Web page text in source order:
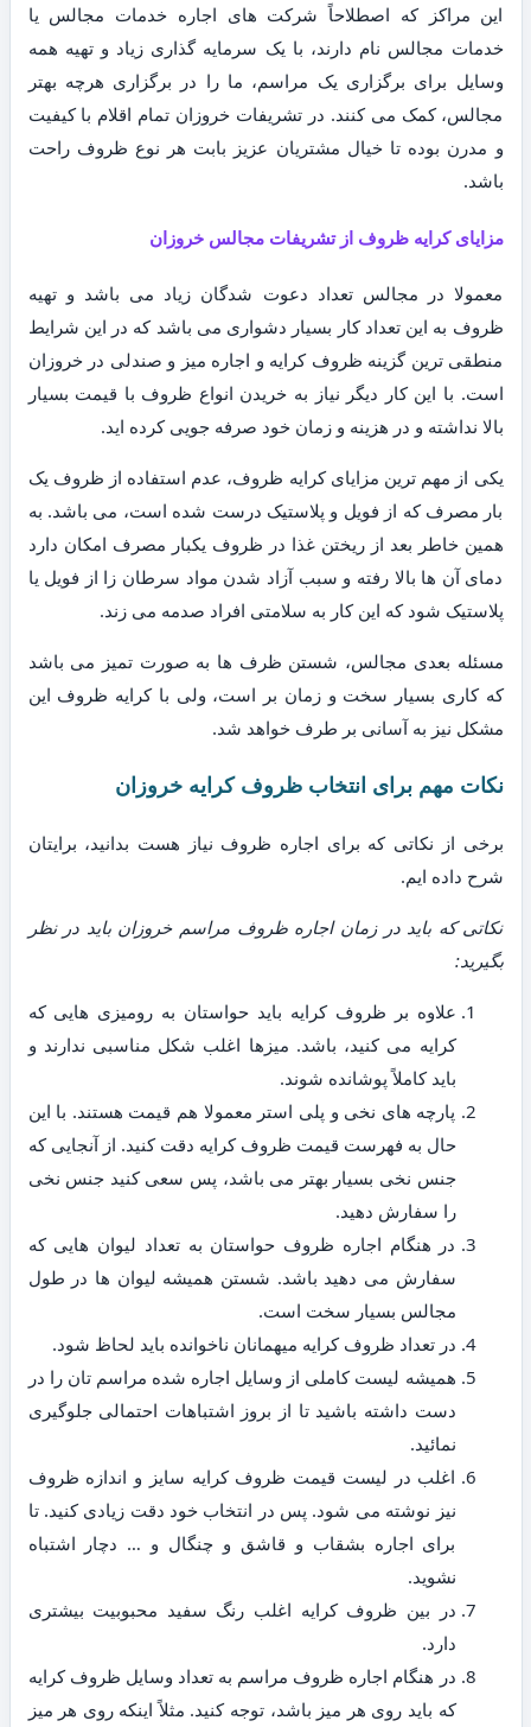
این مراکز که اصطلاحاً شرکت های اجاره خدمات مجالس یا
خدمات مجالس نام دارند، با یک سرمایه گذاری زیاد و تهیه همه
وسایل برای برگزاری یک مراسم، ما را در برگزاری هرچه بهتر
مجالس، کمک می کنند. در تشریفات خروزان تمام اقلام با کیفیت
و مدرن بوده تا خیال مشتریان عزیز بابت هر نوع ظروف راحت
باشد.
مزایای کرایه ظروف از تشریفات مجالس خروزان
معمولا در مجالس تعداد دعوت شدگان زیاد می باشد و تهیه
ظروف به این تعداد کار بسیار دشواری می باشد که در این شرایط
منطقی ترین گزینه ظروف کرایه و اجاره میز و صندلی در خروزان
است. با این کار دیگر نیاز به خریدن انواع ظروف با قیمت بسیار
بالا نداشته و در هزینه و زمان خود صرفه جویی کرده اید.
یکی از مهم ترین مزایای کرایه ظروف، عدم استفاده از ظروف یک
بار مصرف که از فویل و پلاستیک درست شده است، می باشد. به
همین خاطر بعد از ریختن غذا در ظروف یکبار مصرف امکان دارد
دمای آن ها بالا رفته و سبب آزاد شدن مواد سرطان زا از فویل یا
پلاستیک شود که این کار به سلامتی افراد صدمه می زند.
مسئله بعدی مجالس، شستن ظرف ها به صورت تمیز می باشد
که کاری بسیار سخت و زمان بر است، ولی با کرایه ظروف این
مشکل نیز به آسانی بر طرف خواهد شد.
نکات مهم برای انتخاب ظروف کرایه خروزان
برخی از نکاتی که برای اجاره ظروف نیاز هست بدانید، برایتان
شرح داده ایم.
نکاتی که باید در زمان اجاره ظروف مراسم خروزان باید در نظر
بگیرید:
علاوه بر ظروف کرایه باید حواستان به رومیزی هایی که
کرایه می کنید، باشد. میزها اغلب شکل مناسبی ندارند و
باید کاملاً پوشانده شوند.
پارچه های نخی و پلی استر معمولا هم قیمت هستند. با این
حال به فهرست قیمت ظروف کرایه دقت کنید. از آنجایی که
جنس نخی بسیار بهتر می باشد، پس سعی کنید جنس نخی
را سفارش دهید.
در هنگام اجاره ظروف حواستان به تعداد لیوان هایی که
سفارش می دهید باشد. شستن همیشه لیوان ها در طول
مجالس بسیار سخت است.
در تعداد ظروف کرایه میهمانان ناخوانده باید لحاظ شود.
همیشه لیست کاملی از وسایل اجاره شده مراسم تان را در
دست داشته باشید تا از بروز اشتباهات احتمالی جلوگیری
نمائید.
اغلب در لیست قیمت ظروف کرایه سایز و اندازه ظروف
نیز نوشته می شود. پس در انتخاب خود دقت زیادی کنید. تا
برای اجاره بشقاب و قاشق و چنگال و … دچار اشتباه
نشوید.
در بین ظروف کرایه اغلب رنگ سفید محبوبیت بیشتری
دارد.
در هنگام اجاره ظروف مراسم به تعداد وسایل ظروف کرایه
که باید روی هر میز باشد، توجه کنید. مثلاً اینکه روی هر میز